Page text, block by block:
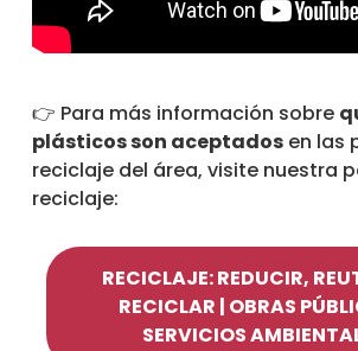
👉 Para más información sobre
plásticos son aceptados en las
reciclaje del área, visite nuestra
reciclaje:
RECICLAJE: REDUCIR,
RECICLAR | OBRAS
SERVICIOS